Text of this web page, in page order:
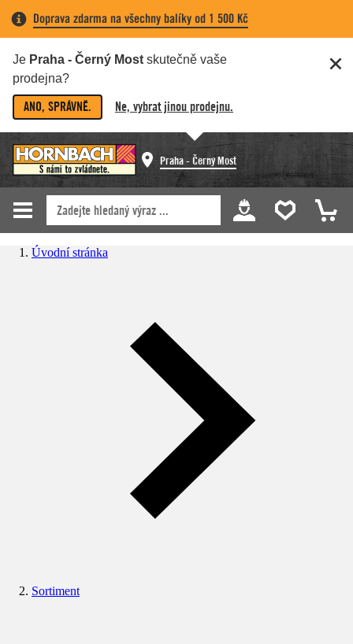
Doprava zdarma na všechny balíky od 1 500 Kč
Je Praha - Černý Most skutečně vaše
prodejna?
ANO, SPRÁVNĚ. Ne, vybrat jinou prodejnu.
Praha - Černý Most
Úvodní stránka
Sortiment